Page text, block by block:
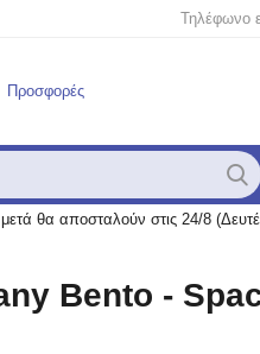
Τηλέφωνο
Προσφορές
θα αποσταλούν στις 24/8
Bento -